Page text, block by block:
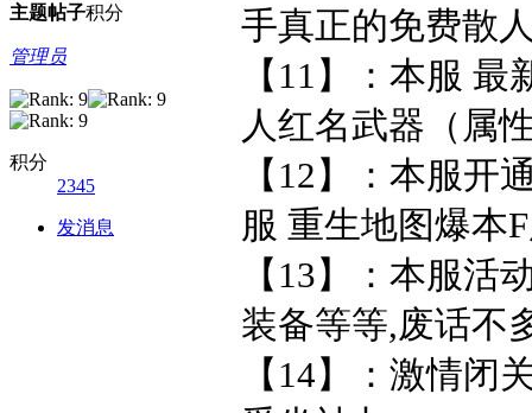
主题帖子积分
管理员
积分
2345
发消息
手真正的免费散
【11】：本服
人红名武器（属
【12】：本服开
服 重生地图爆本
【13】：本服活
装备等等,废话不
【14】：激情闭